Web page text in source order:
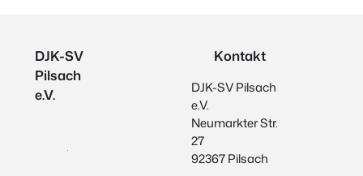
DJK-SV
Pilsach
e.V.
Kontakt
DJK-SV Pilsach
e.V.
Neumarkter Str.
27
92367 Pilsach